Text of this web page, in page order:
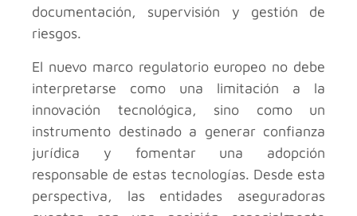
documentación, supervisión y gestión de
riesgos.
El nuevo marco regulatorio europeo no debe
interpretarse como una limitación a la
innovación tecnológica, sino como un
instrumento destinado a generar confianza
jurídica y fomentar una adopción
responsable de estas tecnologías. Desde esta
perspectiva, las entidades aseguradoras